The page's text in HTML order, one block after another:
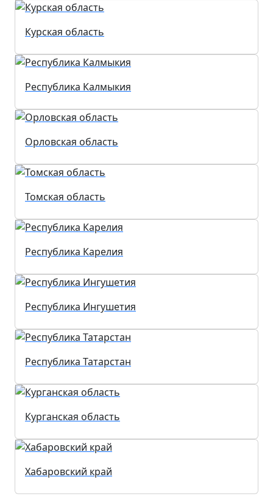
Курская область
Республика Калмыкия
Орловская область
Томская область
Республика Карелия
Республика Ингушетия
Республика Татарстан
Курганская область
Хабаровский край